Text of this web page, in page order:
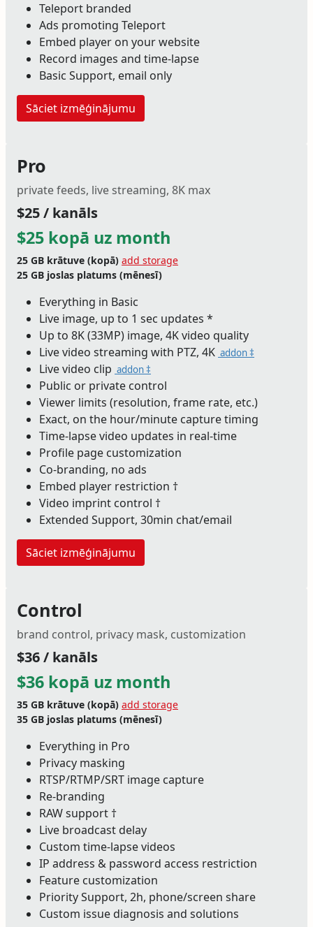
Teleport branded
Ads promoting Teleport
Embed player on your website
Record images and time-lapse
Basic Support, email only
Sāciet izmēģinājumu
Pro
private feeds, live streaming, 8K max
$25 / kanāls
$25 kopā uz month
25 GB krātuve (kopā) add storage
25 GB joslas platums (mēnesī)
Everything in Basic
Live image, up to 1 sec updates *
Up to 8K (33MP) image, 4K video quality
Live video streaming with PTZ, 4K addon ‡
Live video clip addon ‡
Public or private control
Viewer limits (resolution, frame rate, etc.)
Exact, on the hour/minute capture timing
Time-lapse video updates in real-time
Profile page customization
Co-branding, no ads
Embed player restriction †
Video imprint control †
Extended Support, 30min chat/email
Sāciet izmēģinājumu
Control
brand control, privacy mask, customization
$36 / kanāls
$36 kopā uz month
35 GB krātuve (kopā) add storage
35 GB joslas platums (mēnesī)
Everything in Pro
Privacy masking
RTSP/RTMP/SRT image capture
Re-branding
RAW support †
Live broadcast delay
Custom time-lapse videos
IP address & password access restriction
Feature customization
Priority Support, 2h, phone/screen share
Custom issue diagnosis and solutions